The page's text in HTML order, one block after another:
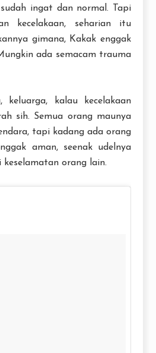
ingat dan normal. Tapi
kecelakaan, seharian itu
gimana, Kakak enggak
ada semacam trauma
keluarga, kalau kecelakaan
sih. Semua orang maunya
tapi kadang ada orang
aman, seenak udelnya
orang lain.